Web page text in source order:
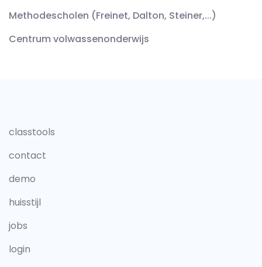
Methodescholen (Freinet, Dalton, Steiner,...)
Centrum volwassenonderwijs
classtools
contact
demo
huisstijl
jobs
login